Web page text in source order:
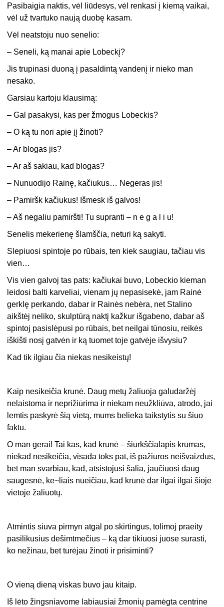
Pasibaigia naktis, vėl liūdesys, vėl renkasi į kiemą vaikai,
vėl už tvartuko naują duobę kasam.
Vėl neatstoju nuo senelio:
– Seneli, ką manai apie Lobeckį?
Jis trupinasi duoną į pasaldintą vandenį ir nieko man
nesako.
Garsiau kartoju klausimą:
– Gal pasakysi, kas per žmogus Lobeckis?
– O ką tu nori apie jį žinoti?
– Ar blogas jis?
– Ar aš sakiau, kad blogas?
– Nunuodijo Rainę, kačiukus… Negeras jis!
– Pamiršk kačiukus! Išmesk iš galvos!
– Aš negaliu pamiršti! Tu supranti – n e g a l i u!
Senelis mekerienę šlamščia, neturi ką sakyti.
Slepiuosi spintoje po rūbais, ten kiek saugiau, tačiau vis
vien…
Vis vien galvoj tas pats: kačiukai buvo, Lobeckio kieman
leidosi balti karveliai, vienam jų nepasisekė, jam Rainė
gerklę perkando, dabar ir Rainės nebėra, net Stalino
aikštėj neliko, skulptūrą naktį kažkur išgabeno, dabar aš
spintoj pasislėpusi po rūbais, bet neilgai tūnosiu, reikės
iškišti nosį gatvėn ir ką tuomet toje gatvėje išvysiu?
Kad tik ilgiau čia niekas nesikeistų!
Kaip nesikeičia krunė. Daug metų žaliuoja galudaržėj
nelaistoma ir neprižiūrima ir niekam neužkliūva, atrodo, jai
lemtis paskyrė šią vietą, mums belieka taikstytis su šiuo
faktu.
O man gerai! Tai kas, kad krunė – šiurkščialapis krūmas,
niekad nesikeičia, visada toks pat, iš pažiūros neišvaizdus,
bet man svarbiau, kad, atsistojusi šalia, jaučiuosi daug
saugesnė, ke~liais nueičiau, kad krunė dar ilgai ilgai šioje
vietoje žaliuotų.
Atmintis siuva pirmyn atgal po skirtingus, tolimoj praeity
pasilikusius dešimtmečius – ką dar tikiuosi juose surasti,
ko nežinau, bet turėjau žinoti ir prisiminti?
O vieną dieną viskas buvo jau kitaip.
Iš lėto žingsniavome labiausiai žmonių pamėgta centrine